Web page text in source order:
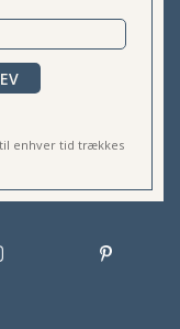
enhver tid trækkes